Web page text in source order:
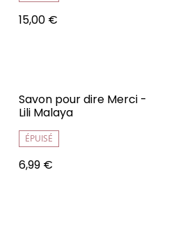
15,00 €
Savon pour dire Merci -
Lili Malaya
ÉPUISÉ
6,99 €